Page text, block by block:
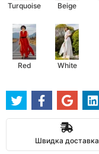
Turquoise Beige
Red White
Швидка доставка